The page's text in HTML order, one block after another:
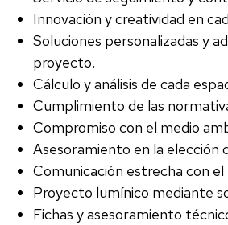
Innovación y creatividad en
Soluciones personalizadas y
proyecto.
Cálculo y análisis de cada
Cumplimiento de las
Compromiso con el medio
Asesoramiento en la elección
Comunicación estrecha con
Proyecto lumínico mediante
Fichas y asesoramiento